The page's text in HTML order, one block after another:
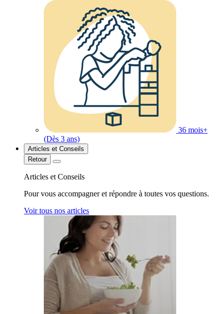
36 mois+
(Dès 3 ans)
Articles et Conseils
Retour
Articles et Conseils
Pour vous accompagner et répondre à toutes vos questions.
Voir tous nos articles